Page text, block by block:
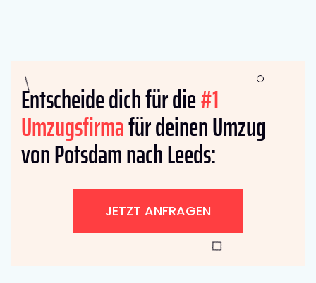
Entscheide dich für die#1
Umzugsfirmafür deinen Umzug
von Potsdam nach Leeds:
JETZT ANFRAGEN